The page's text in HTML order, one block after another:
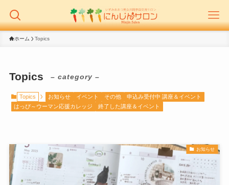
ホーム Topics
Topics – category –
Topics お知らせ イベント その他
申込み受付中 講座＆イベント
はっぴ～ウーマン応援カレッジ
終了した講座＆イベント
お知らせ